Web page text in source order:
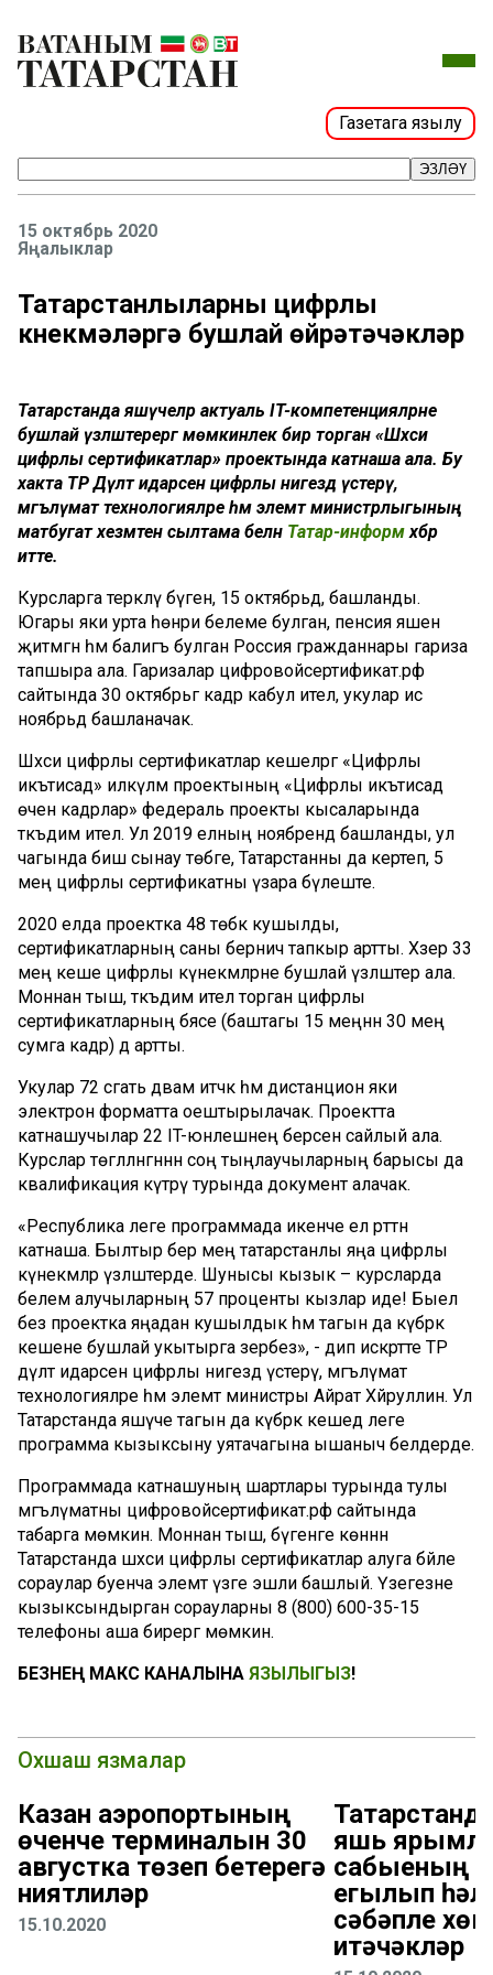
Газетага язылу
ЭЗЛӘҮ
15 октябрь 2020
Яңалыклар
Татарстанлыларны цифрлы
күнекмәләргә бушлай өйрәтәчәкләр
Татарстанда яшәүчеләр актуаль IT-компетенцияләрне
бушлай үзләштерергә мөмкинлек бирә торган «Шәхси
цифрлы сертификатлар» проектында катнаша ала. Бу
хакта ТР Дәүләт идарәсен цифрлы нигездә үстерү,
мәгълүмат технологияләре һәм элемтә министрлыгының
матбугат хезмәтенә сылтама белән Татар-информ хәбәр
итте.
Курсларга теркәлү бүген, 15 октябрьдә, башланды.
Югары яки урта һөнәри белеме булган, пенсия яшенә
җитмәгән һәм балигъ булган Россия гражданнары гариза
тапшыра ала. Гаризалар цифровойсертификат.рф
сайтында 30 октябрьгә кадәр кабул ителә, укулар исә
ноябрьдә башланачак.
Шәхси цифрлы сертификатлар кешеләргә «Цифрлы
икътисад» илкүләм проектының «Цифрлы икътисад
өчен кадрлар» федераль проекты кысаларында
тәкъдим ителә. Ул 2019 елның ноябрендә башланды, ул
чагында биш сынау төбәге, Татарстанны да кертеп, 5
мең цифрлы сертификатны үзара бүлеште.
2020 елда проектка 48 төбәк кушылды, ә
сертификатларның саны берничә тапкыр артты. Хәзер 33
мең кеше цифрлы күнекмәләрне бушлай үзләштерә ала.
Моннан тыш, тәкъдим ителә торган цифрлы
сертификатларның бәясе (баштагы 15 меңнән 30 мең
сумга кадәр) дә артты.
Укулар 72 сәгать дәвам итәчәк һәм дистанцион яки
электрон форматта оештырылачак. Проектта
катнашучылар 22 IT-юнәлешнең берсен сайлый ала.
Курслар төгәлләнгәннән соң тыңлаучыларның барысы да
квалификация күтәрү турында документ алачак.
«Республика әлеге программада икенче ел рәттән
катнаша. Былтыр бер мең татарстанлы яңа цифрлы
күнекмәләр үзләштерде. Шунысы кызык – курсларда
белем алучыларның 57 проценты кызлар иде! Быел
без проектка яңадан кушылдык һәм тагын да күбрәк
кешене бушлай укытырга әзербез», - дип искәртте ТР
дәүләт идарәсен цифрлы нигездә үстерү, мәгълүмат
технологияләре һәм элемтә министры Айрат Хәйруллин. Ул
Татарстанда яшәүче тагын да күбрәк кешедә әлеге
программа кызыксыну уятачагына ышаныч белдерде.
Программада катнашуның шартлары турында тулы
мәгълүматны цифровойсертификат.рф сайтында
табарга мөмкин. Моннан тыш, бүгенге көннән
Татарстанда шәхси цифрлы сертификатлар алуга бәйле
сораулар буенча элемтә үзәге эшли башлый. Үзегезне
кызыксындырган сорауларны 8 (800) 600-35-15
телефоны аша бирергә мөмкин.
БЕЗНЕҢ МАКС КАНАЛЫНА ЯЗЫЛЫГЫЗ!
Охшаш язмалар
Казан аэропортының
өченче терминалын 30
августка төзеп бетерегә
ниятлиләр
15.10.2020
яшь
сабыеның
егылып
сәбәпле
итәчәкләр